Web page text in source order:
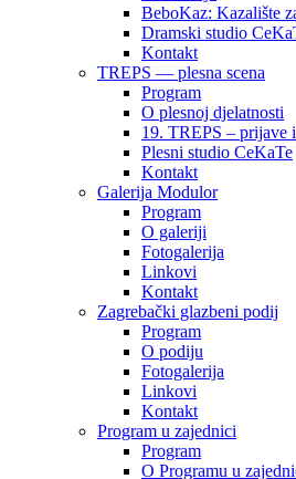
BeboKaz: Kazalište
Dramski studio
Kontakt
TREPS — plesna scena
Program
O plesnoj djelatnosti
19. TREPS – prijave
Plesni studio CeKaTe
Kontakt
Galerija Modulor
Program
O galeriji
Fotogalerija
Linkovi
Kontakt
Zagrebački glazbeni podij
Program
O podiju
Fotogalerija
Linkovi
Kontakt
Program u zajednici
Program
O Programu u